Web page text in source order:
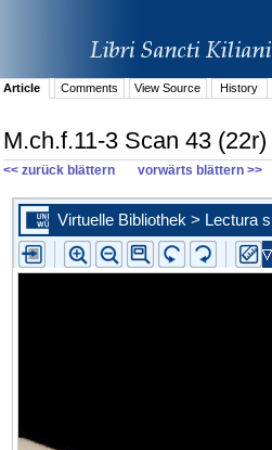
Article Comments View Source History
M.ch.f.11-3 Scan 43 (22r)
<< zurück blättern vorwärts blättern >>